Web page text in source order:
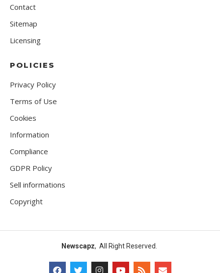
Contact
Sitemap
Licensing
POLICIES
Privacy Policy
Terms of Use
Cookies
Information
Compliance
GDPR Policy
Sell informations
Copyright
Newscapz, All Right Reserved.